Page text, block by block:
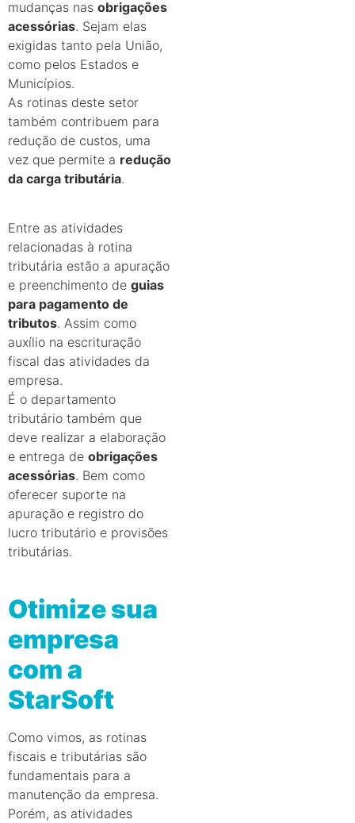
mudanças nas obrigações
acessórias. Sejam elas
exigidas tanto pela União,
como pelos Estados e
Municípios.
As rotinas deste setor
também contribuem para
redução de custos, uma
vez que permite a redução
da carga tributária.
Entre as atividades
relacionadas à rotina
tributária estão a apuração
e preenchimento de guias
para pagamento de
tributos. Assim como
auxílio na escrituração
fiscal das atividades da
empresa.
É o departamento
tributário também que
deve realizar a elaboração
e entrega de obrigações
acessórias. Bem como
oferecer suporte na
apuração e registro do
lucro tributário e provisões
tributárias.
Otimize sua
empresa
com a
StarSoft
Como vimos, as rotinas
fiscais e tributárias são
fundamentais para a
manutenção da empresa.
Porém, as atividades